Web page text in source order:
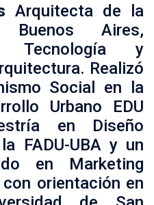
Arquitecta de la
Buenos Aires,
Tecnología y
Realizó
Social en la
Urbano EDU
en Diseño
FADU-UBA y un
en Marketing
orientación en